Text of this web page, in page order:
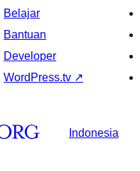
Belajar
Bantuan
Developer
WordPress.tv ↗
Indonesia